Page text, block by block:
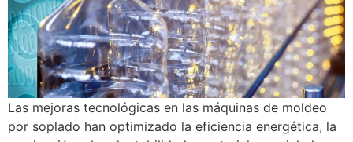
Las mejoras tecnológicas en las máquinas de moldeo
por soplado han optimizado la eficiencia energética, la